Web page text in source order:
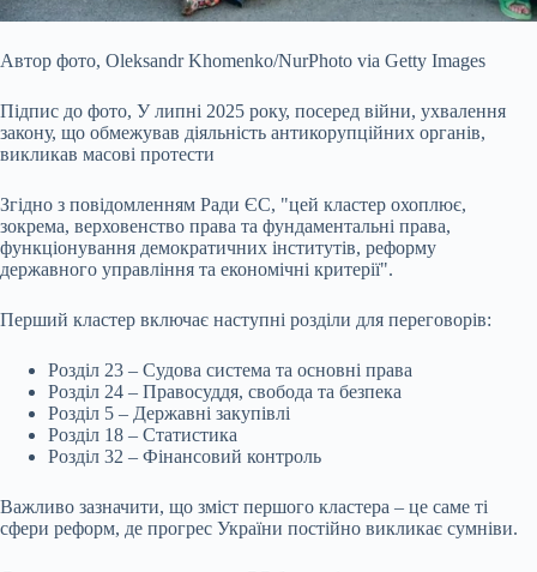
Автор фото, Oleksandr Khomenko/NurPhoto via Getty Images
Підпис до фото, У липні 2025 року, посеред війни, ухвалення
закону, що обмежував діяльність антикорупційних органів,
викликав масові протести
Згідно з повідомленням Ради ЄС, "цей кластер охоплює,
зокрема, верховенство права та фундаментальні права,
функціонування демократичних інститутів, реформу
державного управління та економічні критерії".
Перший кластер включає наступні розділи для переговорів:
Розділ 23 – Судова система та основні права
Розділ 24 – Правосуддя, свобода та безпека
Розділ 5 – Державні закупівлі
Розділ 18 – Статистика
Розділ 32 – Фінансовий контроль
Важливо зазначити, що зміст першого кластера – це саме ті
сфери реформ, де прогрес України постійно викликає сумніви.